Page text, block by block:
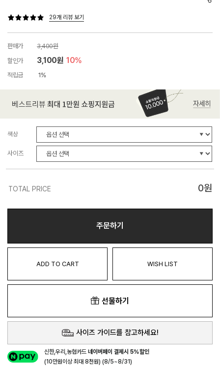
29개 리뷰 보기
판매가
3,400원
할인가
3,100원 10%
적립금 1%
색상
사이즈
TOTAL PRICE 0원
주문하기
ADD TO CART WISH LIST
선물하기
사이즈 가이드를 참고하세요!
신한,우리,농협카드네이버페이 결제시 5%할인
(10만원이상 최대 8천원) (8/5~8/31)